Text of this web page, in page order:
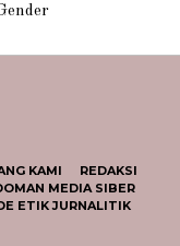
KAMI
REDAKSI
MEDIA SIBER
ETIK JURNALITIK